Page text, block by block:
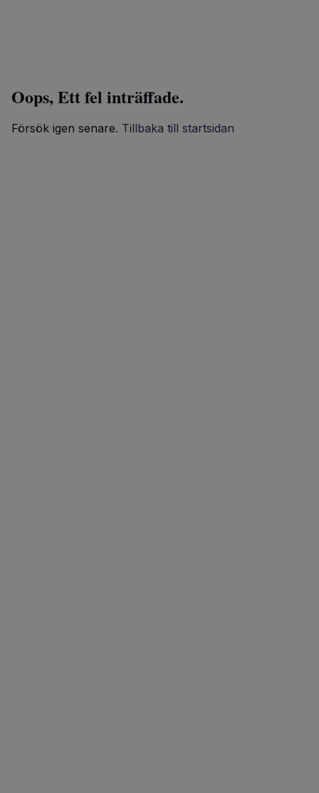
Oops, Ett fel inträffade.
Försök igen senare. Tillbaka till startsidan